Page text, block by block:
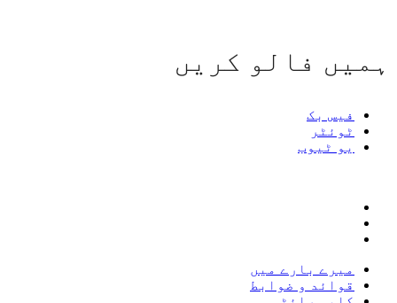
ہمیں فالو کریں
فیس بک
ٹوئٹر
یو ٹیوب
میرے بارے میں
قوائد و ضوابط